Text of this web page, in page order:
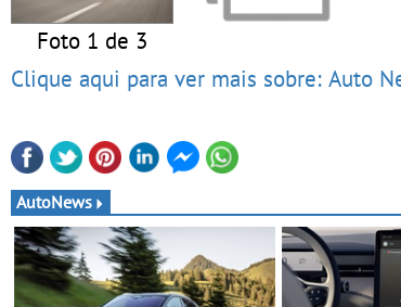
Foto 1 de 3
Clique aqui para ver mais sobre: Auto
AutoNews